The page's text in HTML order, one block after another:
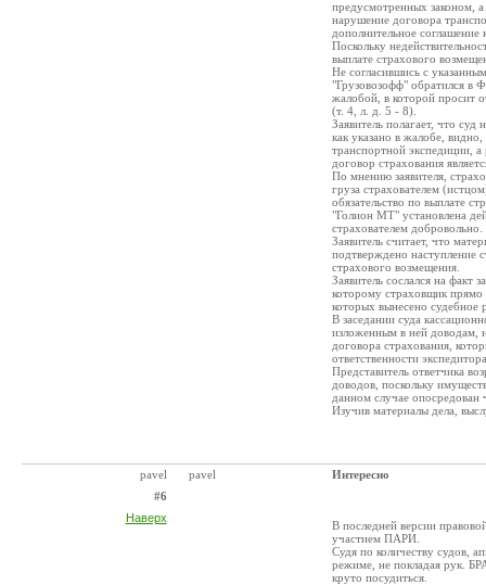
предусмотренных законом, а
нарушение договора
дополнительное
Поскольку
выплате страхового
Не согласившись с
"Грузовозофф" обратился в
жалобой, в которой просит
(т. 4, л. д. 5 - 8).
Заявитель полагает, что суд
как указано в жалобе,
транспортной экспедиции,
договор страхования
По мнению заявителя,
груза страхователем
обязательство по выплате
"Голион МТ" установлена
страхователем добровольно.
Заявитель считает, что
подтверждено наступление
страхового возмещения.
Заявитель сослался на факт
которому страховщик прямо
которых вынесено судебное
В заседании суда
изложенным в ней доводам,
договора страхования,
ответственности
Представитель ответчика
доводов, поскольку
данном случае опосредован
Изучив материалы дела,
pavel
#6
Наверх
pavel Интересно
В последней версии
участием ПАРИ.
Судя по количеству судов,
режиме, не покладая рук.
круто посудиться.